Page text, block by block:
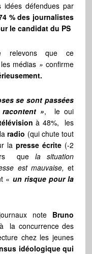
défendues par
% des journalistes
le candidat du PS
relevons que ce
médias » confirme
se sont passées
», le oui
à 48%, les
radio (qui chute tout
lapresse écrite (-2
quela situation
est mauvaise, et
« un risque pour la
note Bruno
la concurrence des
chez les jeunes
idéologique qui